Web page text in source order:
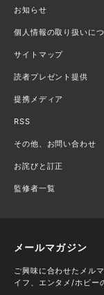
お知らせ
個人情報の取り扱いに
サイトマップ
読者プレゼント提供
提携メディア
RSS
その他、お問い合わせ
お詫びと訂正
監修者一覧
メールマガジン
ご興味に合わせたメル
イフ、エンタメ/ホビー